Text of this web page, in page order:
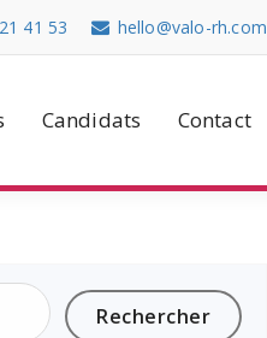
hello@valo-rh.com
41 53
Candidats Contact